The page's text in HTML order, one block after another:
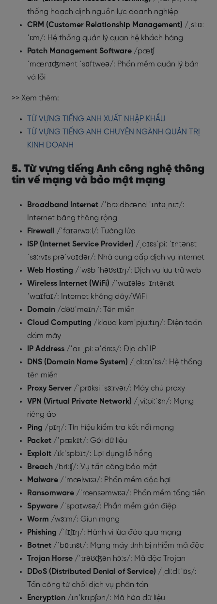
thống hoạch định nguồn lực doanh nghiệp
CRM (Customer Relationship Management) /ˌsiːɑː
ˈɛm/: Hệ thống quản lý quan hệ khách hàng
Patch Management Software /pæʧ
ˈmænɪʤmənt ˈsɒftweə/: Phần mềm quản lý bản
vá lỗi
>> Xem thêm:
TỪ VỰNG TIẾNG ANH XUẤT NHẬP KHẨU
TỪ VỰNG TIẾNG ANH CHUYÊN NGÀNH QUẢN TRỊ
KINH DOANH
5. Từ vựng tiếng Anh công nghệ thông
tin về mạng và bảo mật mạng
Broadband Internet /ˈbrɔːdbænd ˈɪntəˌnɛt/:
Internet băng thông rộng
Firewall
/ˈfaɪərwɔːl/: Tường lửa
ISP (Internet Service Provider) /ˌaɪɛsˈpiː ˈɪntənɛt
ˈsɜːrvɪs prəˈvaɪdər/: Nhà cung cấp dịch vụ internet
Web Hosting /ˈwɛb ˈhəʊstɪŋ/: Dịch vụ lưu trữ web
Wireless Internet (WiFi) /ˈwaɪələs ˈɪntənɛt
ˈwaɪfaɪ/: Internet không dây/WiFi
Domain /dəʊˈmeɪn/: Tên miền
Cloud Computing /klaʊd kəmˈpjuːtɪŋ/: Điện toán
đám mây
IP Address /ˈaɪ ˌpiː əˈdrɛs/: Địa chỉ IP
DNS (Domain Name System) /ˌdiːɛnˈɛs/: Hệ thống
tên miền
Proxy Server /ˈprɒksi ˈsɜːrvər/: Máy chủ proxy
VPN (Virtual Private Network) /ˌviːpiːˈɛn/: Mạng
riêng ảo
Ping /pɪŋ/: Tín hiệu kiểm tra kết nối mạng
Packet /ˈpækɪt/: Gói dữ liệu
Exploit /ɪkˈsplɔɪt/: Lợi dụng lỗ hổng
Breach /briːʧ/: Vụ tấn công bảo mật
Malware /ˈmælwɛə/: Phần mềm độc hại
Ransomware /ˈrænsəmwɛə/: Phần mềm tống tiền
Spyware /ˈspaɪwɛə/: Phần mềm gián điệp
Worm /wɜːm/: Giun mạng
Phishing /ˈfɪʃɪŋ/: Hành vi lừa đảo qua mạng
Botnet /ˈbɒtnɛt/: Mạng máy tính bị nhiễm mã độc
Trojan Horse /ˈtrəʊʤən hɔːs/: Mã độc Trojan
DDoS (Distributed Denial of Service) /ˌdiːdiːˈɒs/:
Tấn công từ chối dịch vụ phân tán
Encryption /ɪnˈkrɪpʃən/: Mã hóa dữ liệu